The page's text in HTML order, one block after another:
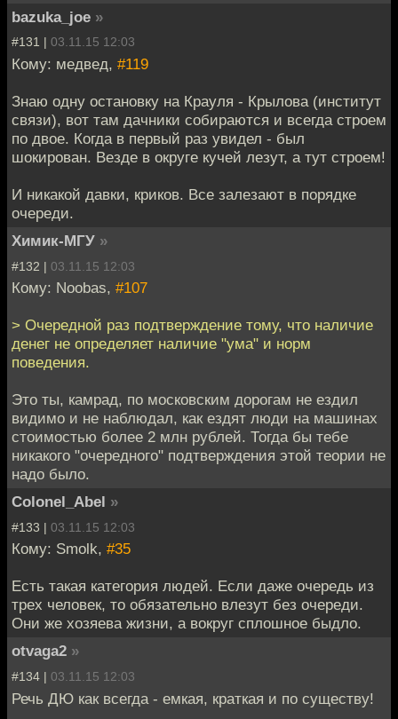
bazuka_joe »
#131 | 03.11.15 12:03
Кому: медвед, #119
Знаю одну остановку на Крауля - Крылова (институт
связи), вот там дачники собираются и всегда строем
по двое. Когда в первый раз увидел - был
шокирован. Везде в округе кучей лезут, а тут строем!
И никакой давки, криков. Все залезают в порядке
очереди.
Химик-МГУ »
#132 | 03.11.15 12:03
Кому: Noobas, #107
> Очередной раз подтверждение тому, что наличие
денег не определяет наличие "ума" и норм
поведения.
Это ты, камрад, по московским дорогам не ездил
видимо и не наблюдал, как ездят люди на машинах
стоимостью более 2 млн рублей. Тогда бы тебе
никакого "очередного" подтверждения этой теории не
надо было.
Colonel_Abel »
#133 | 03.11.15 12:03
Кому: Smolk, #35
Есть такая категория людей. Если даже очередь из
трех человек, то обязательно влезут без очереди.
Они же хозяева жизни, а вокруг сплошное быдло.
otvaga2 »
#134 | 03.11.15 12:03
Речь ДЮ как всегда - емкая, краткая и по существу!